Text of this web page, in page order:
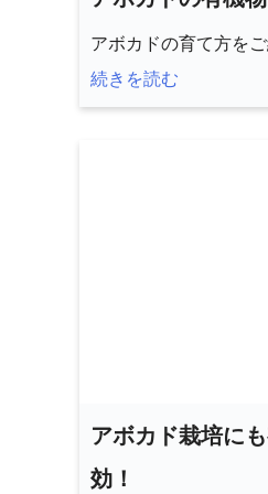
アボカドの育て方をご
続きを読む
アボカド栽培に
効！